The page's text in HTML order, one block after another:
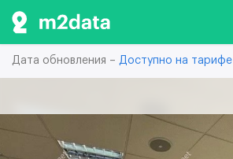
Дата обновления – Доступно на тарифе